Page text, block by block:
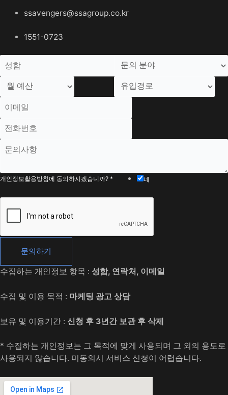
ssavengers@ssagroup.co.kr
1551-0723
개인정보활용방침에 동의하시겠습니까? * 네
문의하기
수집하는 개인정보 항목 : 성함, 연락처, 이메일
수집 및 이용 목적 : 마케팅 광고 상담
보유 및 이용기간 : 신청 후 3년간 보관 후 삭제
* 수집하는 개인정보는 그 목적에 맞게 사용되며 그 외의 용도로
사용되지 않습니다. 미동의시 서비스 신청이 어렵습니다.